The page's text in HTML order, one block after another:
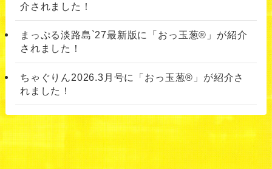
介されました！
まっぷる淡路島`27最新版に「おっ玉葱®」が紹介
されました！
ちゃぐりん2026.3月号に「おっ玉葱®」が紹介さ
れました！